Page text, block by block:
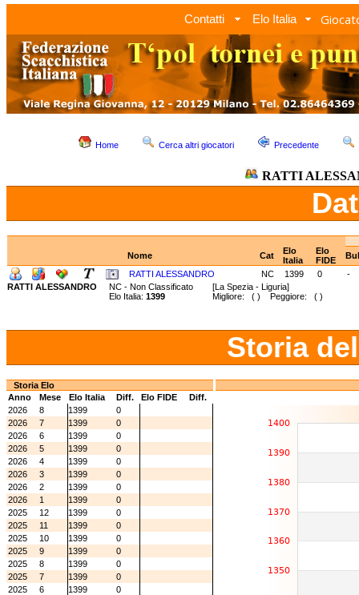
Contatti Elo Italia
Home Cerca altri giocatori Precedente
RATTI
Nome Cat
Elo
Italia
Elo
FIDE
RATTI ALESSANDRO
NC 1399 0
-
RATTI ALESSANDRO
NC - Non Classificato [La Spezia - Liguria]
Elo Italia: 1399 Migliore: ( ) Peggiore: ( )
Storia
Storia Elo
Anno
Mese Elo Italia Diff. Elo FIDE
Diff.
2026
8 1399
0
2026
7 1399
0
2026
6 1399
0
2026
5 1399
0
2026
4 1399
0
2026
3 1399
0
2026
2 1399
0
2026
1 1399
0
2025
12 1399
0
2025
11 1399
0
2025
10 1399
0
2025
9 1399
0
2025
8 1399
0
2025
7 1399
0
2025
6 1399
0